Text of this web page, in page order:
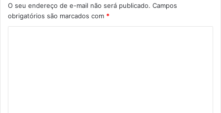
O seu endereço de e-mail não será publicado. Campos
obrigatórios são marcados com *